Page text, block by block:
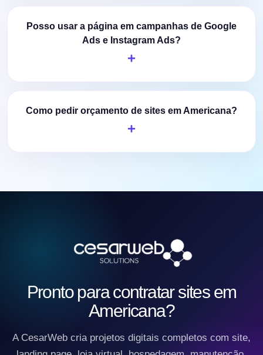
Posso usar a página em campanhas de Google
Ads e Instagram Ads?
Como pedir orçamento de sites em Americana?
Pronto para contratar sites em
Americana?
A CesarWeb cria projetos digitais completos com site,